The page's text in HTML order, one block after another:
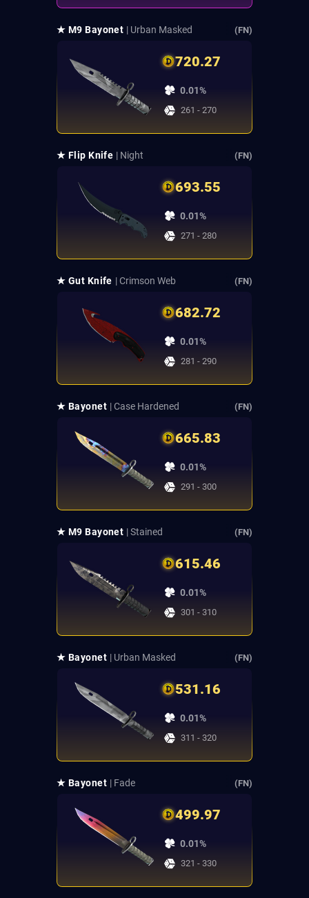
★ M9 Bayonet | Urban Masked (FN)
720.27
0.01%
261 - 270
★ Flip Knife | Night (FN)
693.55
0.01%
271 - 280
★ Gut Knife | Crimson Web (FN)
682.72
0.01%
281 - 290
★ Bayonet | Case Hardened (FN)
665.83
0.01%
291 - 300
★ M9 Bayonet | Stained (FN)
615.46
0.01%
301 - 310
★ Bayonet | Urban Masked (FN)
531.16
0.01%
311 - 320
★ Bayonet | Fade (FN)
499.97
0.01%
321 - 330